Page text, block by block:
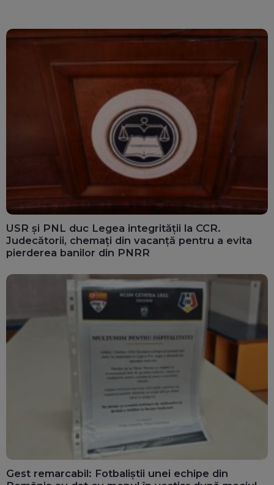
USR și PNL duc Legea integrității la CCR.
Judecătorii, chemați din vacanță pentru a evita
pierderea banilor din PNRR
Gest remarcabil: Fotbaliștii unei echipe din